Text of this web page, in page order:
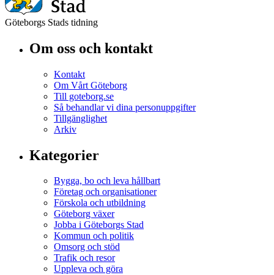
Göteborgs Stads tidning
Om oss och kontakt
Kontakt
Om Vårt Göteborg
Till goteborg.se
Så behandlar vi dina personuppgifter
Tillgänglighet
Arkiv
Kategorier
Bygga, bo och leva hållbart
Företag och organisationer
Förskola och utbildning
Göteborg växer
Jobba i Göteborgs Stad
Kommun och politik
Omsorg och stöd
Trafik och resor
Uppleva och göra